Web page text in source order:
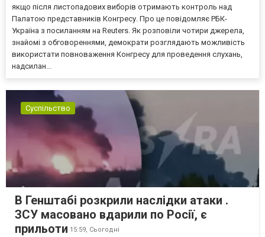
якщо після листопадових виборів отримають контроль над
Палатою представників Конгресу. Про це повідомляє РБК-
Україна з посиланням на Reuters. Як розповіли чотири джерела,
знайомі з обговореннями, демократи розглядають можливість
використати повноваження Конгресу для проведення слухань,
надсилан...
Суспільство
В Генштабі розкрили наслідки атаки .
ЗСУ масовано вдарили по Росії, є
прильоти 15:59, Сьогодні